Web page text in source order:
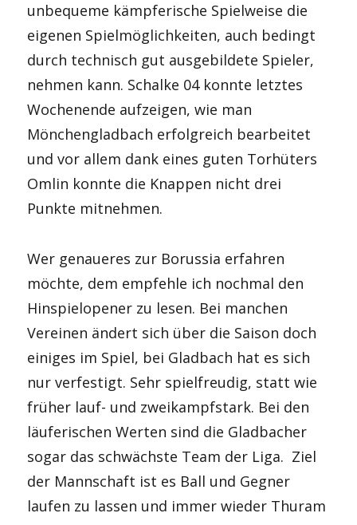
unbequeme kämpferische Spielweise die
eigenen Spielmöglichkeiten, auch bedingt
durch technisch gut ausgebildete Spieler,
nehmen kann. Schalke 04 konnte letztes
Wochenende aufzeigen, wie man
Mönchengladbach erfolgreich bearbeitet
und vor allem dank eines guten Torhüters
Omlin konnte die Knappen nicht drei
Punkte mitnehmen.
Wer genaueres zur Borussia erfahren
möchte, dem empfehle ich nochmal den
Hinspielopener zu lesen. Bei manchen
Vereinen ändert sich über die Saison doch
einiges im Spiel, bei Gladbach hat es sich
nur verfestigt. Sehr spielfreudig, statt wie
früher lauf- und zweikampfstark. Bei den
läuferischen Werten sind die Gladbacher
sogar das schwächste Team der Liga. Ziel
der Mannschaft ist es Ball und Gegner
laufen zu lassen und immer wieder Thuram